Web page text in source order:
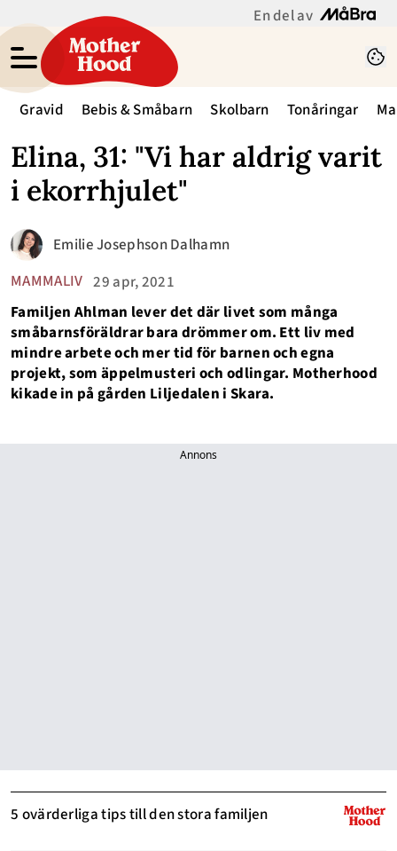
En del av
Gravid Bebis & Småbarn Skolbarn Tonåringar
Elina, 31: "Vi har aldrig varit
i ekorrhjulet"
MAMMALIV 29 apr, 2021
Emilie Josephson Dalhamn
Familjen Ahlman lever det där livet som många
småbarnsföräldrar bara drömmer om. Ett liv med
mindre arbete och mer tid för barnen och egna
projekt, som äppelmusteri och odlingar. Motherhood
kikade in på gården Liljedalen i Skara.
Annons
5 ovärderliga tips till den stora familjen